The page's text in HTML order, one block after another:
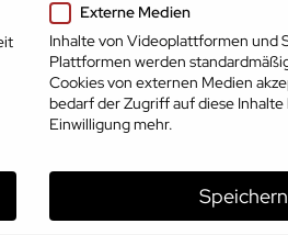
15:30
auswählen
Externe Medien
Inhalte von Videoplattformen und
Plattformen werden
Cookies von externen Medien
bedarf der Zugriff auf diese Inhalte
Einwilligung mehr.
Speichern